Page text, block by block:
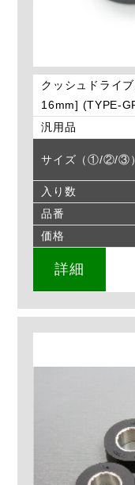
クッシュドライ
16mm] (TYPE-
汎用品
サイズ（①/②/③）
入り数
品番
価格
詳細